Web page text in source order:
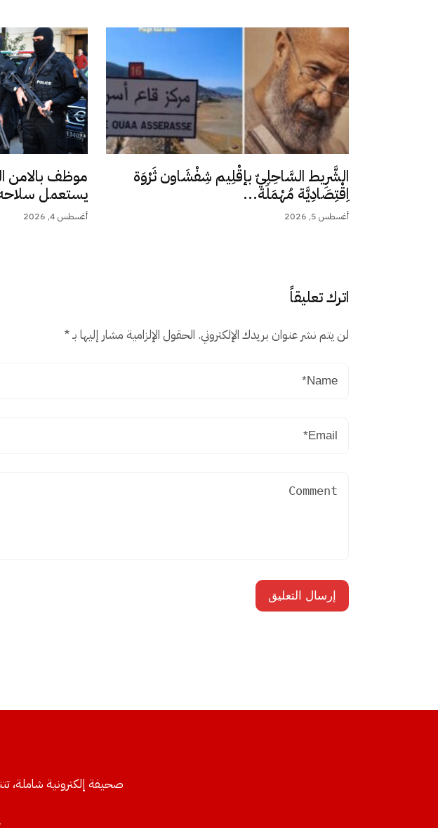
الشَّرِيط السَّاحِلِيّ بإقْلِيم شِفْشَاون ثَرْوَة
اِقْتِصَادِيَّة مُهْمَلَة...
أغسطس 5, 2026
موظف بالامن
يستعمل
أغسطس 4, 2026
اترك تعليقاً
لن يتم نشر عنوان بريدك الإلكتروني. الحقول الإلزامية مشار إليها بـ*
صحيفة إلكترونية شاملة،